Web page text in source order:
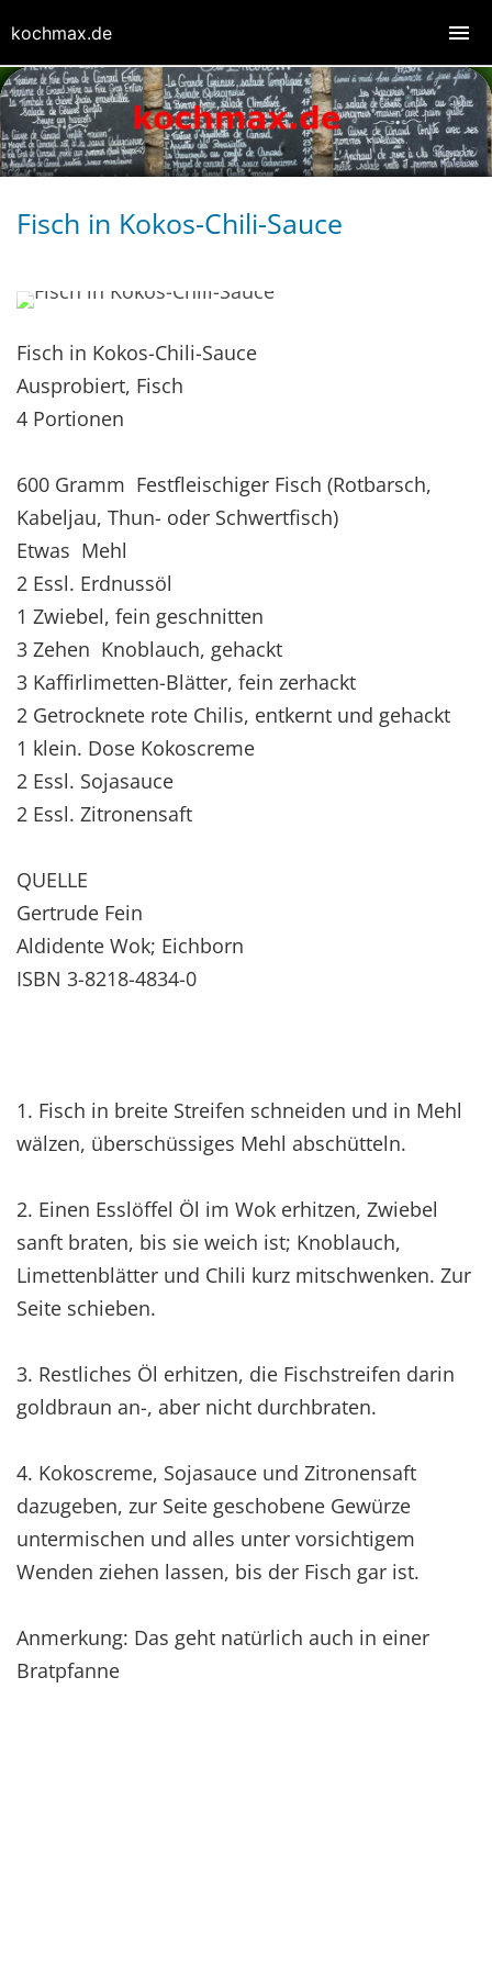
Fisch in Kokos-Chili-Sauce
Fisch in Kokos-Chili-Sauce
Ausprobiert, Fisch
4 Portionen
600 Gramm Festfleischiger Fisch (Rotbarsch,
Kabeljau, Thun- oder Schwertfisch)
Etwas Mehl
2 Essl. Erdnussöl
1 Zwiebel, fein geschnitten
3 Zehen Knoblauch, gehackt
3 Kaffirlimetten-Blätter, fein zerhackt
2 Getrocknete rote Chilis, entkernt und gehackt
1 klein. Dose Kokoscreme
2 Essl. Sojasauce
2 Essl. Zitronensaft
QUELLE
Gertrude Fein
Aldidente Wok; Eichborn
ISBN 3-8218-4834-0
1. Fisch in breite Streifen schneiden und in Mehl
wälzen, überschüssiges Mehl abschütteln.
2. Einen Esslöffel Öl im Wok erhitzen, Zwiebel
sanft braten, bis sie weich ist; Knoblauch,
Limettenblätter und Chili kurz mitschwenken. Zur
Seite schieben.
3. Restliches Öl erhitzen, die Fischstreifen darin
goldbraun an-, aber nicht durchbraten.
4. Kokoscreme, Sojasauce und Zitronensaft
dazugeben, zur Seite geschobene Gewürze
untermischen und alles unter vorsichtigem
Wenden ziehen lassen, bis der Fisch gar ist.
Anmerkung: Das geht natürlich auch in einer
Bratpfanne
kochmax.de